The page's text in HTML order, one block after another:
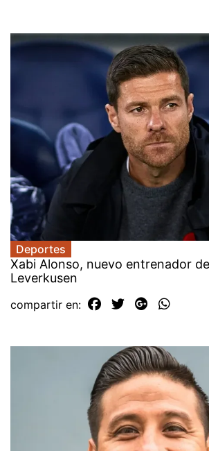
Deportes
Xabi Alonso, nuevo entrenador
Leverkusen
compartir en: